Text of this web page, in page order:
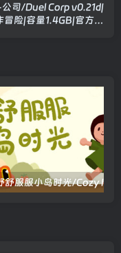
公司/Duel Corp v0.21d|
冒险|容量1.4GB|官方中